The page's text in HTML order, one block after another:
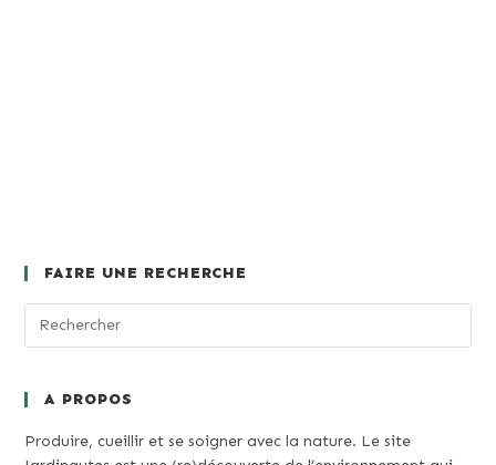
FAIRE UNE RECHERCHE
A PROPOS
Produire, cueillir et se soigner avec la nature. Le site